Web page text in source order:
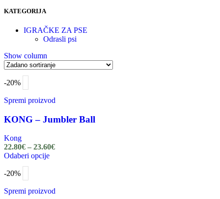
KATEGORIJA
IGRAČKE ZA PSE
Odrasli psi
Show column
-20%
Spremi proizvod
KONG – Jumbler Ball
Kong
22.80€ – 23.60€
Odaberi opcije
-20%
Spremi proizvod